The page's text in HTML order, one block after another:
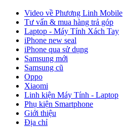
Video về Phương Linh Mobile
Tư vấn & mua hàng trả góp
Laptop - Máy Tính Xách Tay
iPhone new seal
iPhone qua sử dụng
Samsung mới
Samsung cũ
Oppo
Xiaomi
Linh kiện Máy Tính - Laptop
Phụ kiện Smartphone
Giới thiệu
Địa chỉ